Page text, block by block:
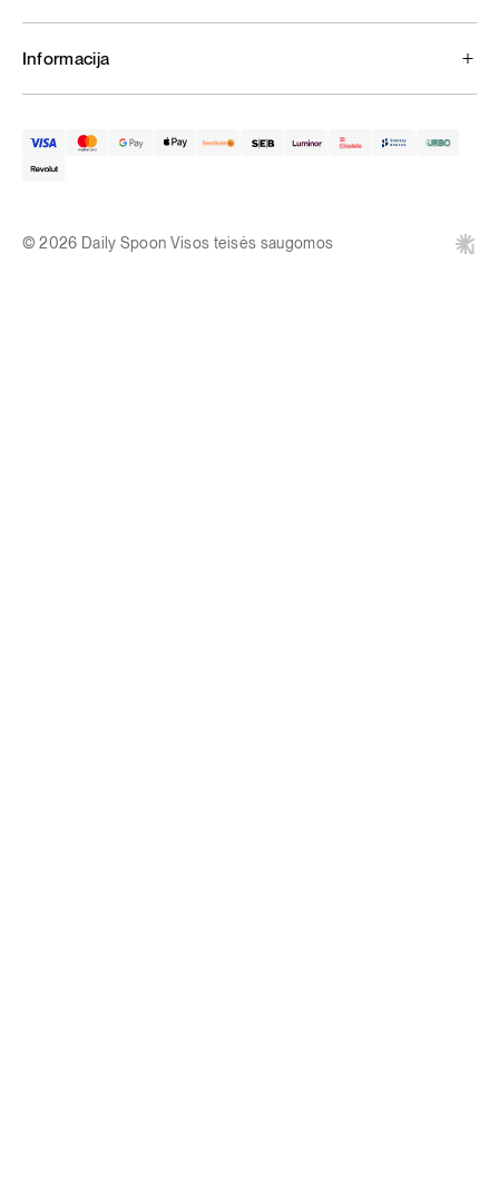
Informacija
© 2026 Daily Spoon Visos teisės saugomos